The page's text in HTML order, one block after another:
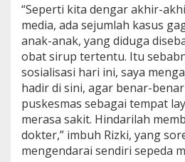
b
i
s
A
a
k
W
a
r
g
a
“Seperti kita dengar akhir-
media, ada sejumlah kasus
anak-anak, yang diduga
obat sirup tertentu. Itu
sosialisasi hari ini, saya
hadir di sini, agar benar-
puskesmas sebagai tempat
merasa sakit. Hindarilah
dokter,” imbuh Rizki, yang
mengendarai sendiri sepeda